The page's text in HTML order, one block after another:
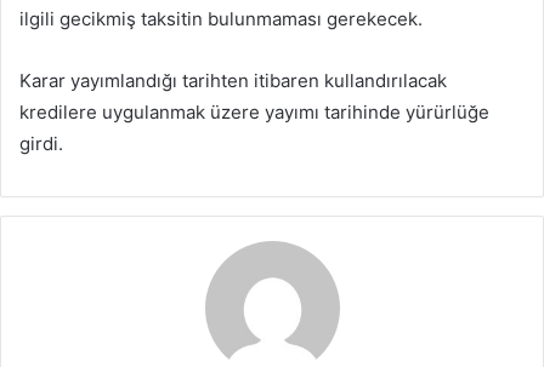
ilgili gecikmiş taksitin bulunmaması gerekecek.
Karar yayımlandığı tarihten itibaren kullandırılacak
kredilere uygulanmak üzere yayımı tarihinde yürürlüğe
girdi.